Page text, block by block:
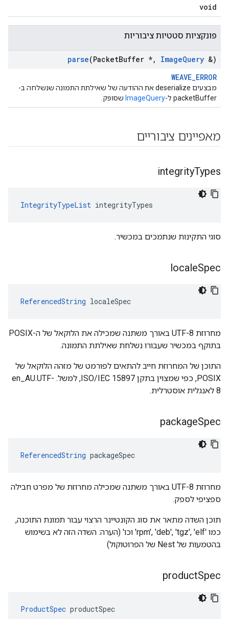
void
פונקציות סטטיות ציבוריות
parse(PacketBuffer *, ImageQuery &)
WEAVE_ERROR
מבצעים deserialize את ההודעה של שאילתת התמונה שנשלחה ב-
packetBuffer ל-
ImageQuery שסופק.
מאפיינים ציבוריים
integrityTypes
IntegrityTypeList integrityTypes
סוגי התקינות שנתמכים במכשיר.
localeSpec
ReferencedString localeSpec
מחרוזת UTF-8 באורך משתנה שמכילה את הלוקאל של ה-POSIX
בתוקף במכשיר שעבורו נשלחת שאילתת התמונה.
התוכן של המחרוזת חייב להתאים לפורמט של מזהה הלוקאל של
POSIX, כפי שמצוין בתקן ISO/IEC 15897, למשל. en_AU.UTF-
8 לאנגלית אוסטרלית.
packageSpec
ReferencedString packageSpec
מחרוזת UTF-8 באורך משתנה שמכילה מחרוזת של מפרט חבילה
ספציפי לספק.
תוכן השדה מתאר את סוג הקונטיינר הרצוי עבור תמונת התוכנה,
כמו 'rpm', 'deb', 'tgz', 'elf' וכו' (הערה: השדה הזה לא בשימוש
בהטמעות של Nest של הפרוטוקול)
productSpec
ProductSpec productSpec